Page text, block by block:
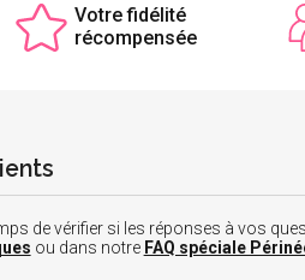
Votre fidélité
récompensée
de vérifier si les réponses à vos
ou dans notre FAQ spéciale